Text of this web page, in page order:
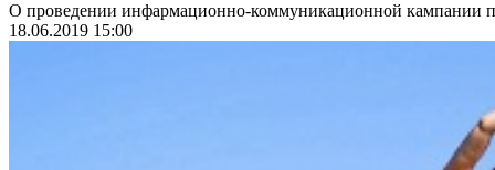
О проведении инфармационно-коммуникационной кампании
18.06.2019 15:00